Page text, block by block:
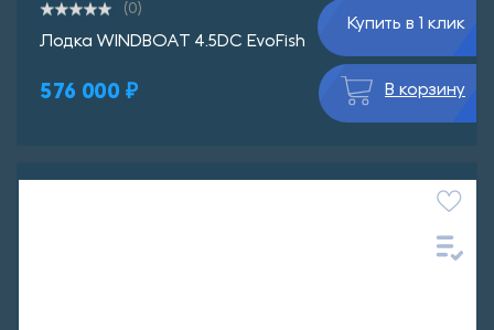
(0)
Лодка WINDBOAT 4.5DC EvoFish
576 000 ₽
Купить в 1 клик
В корзину